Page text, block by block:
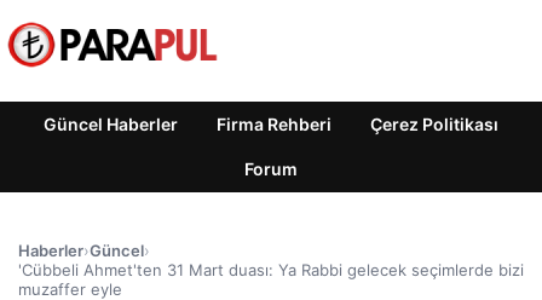
Güncel Haberler Firma Rehberi Çerez Politikası
Forum
Haberler›Güncel›
'Cübbeli Ahmet'ten 31 Mart duası: Ya Rabbi gelecek seçimlerde bizi
muzaffer eyle